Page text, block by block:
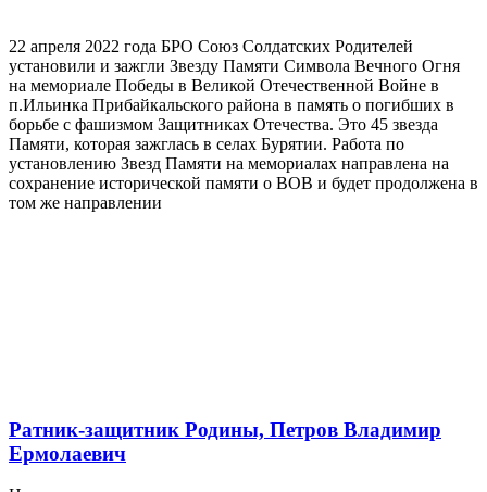
22 апреля 2022 года БРО Союз Солдатских Родителей
установили и зажгли Звезду Памяти Символа Вечного Огня
на мемориале Победы в Великой Отечественной Войне в
п.Ильинка Прибайкальского района в память о погибших в
борьбе с фашизмом Защитниках Отечества. Это 45 звезда
Памяти, которая зажглась в селах Бурятии. Работа по
установлению Звезд Памяти на мемориалах направлена на
сохранение исторической памяти о ВОВ и будет продолжена в
том же направлении
Ратник-защитник Родины, Петров Владимир
Ермолаевич